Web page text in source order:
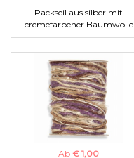
Packseil aus silber mit
cremefarbener Baumwolle
Ab € 1,00